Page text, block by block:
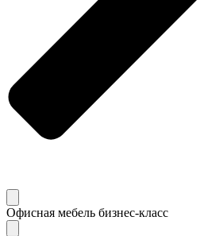
Офисная мебель бизнес-класс